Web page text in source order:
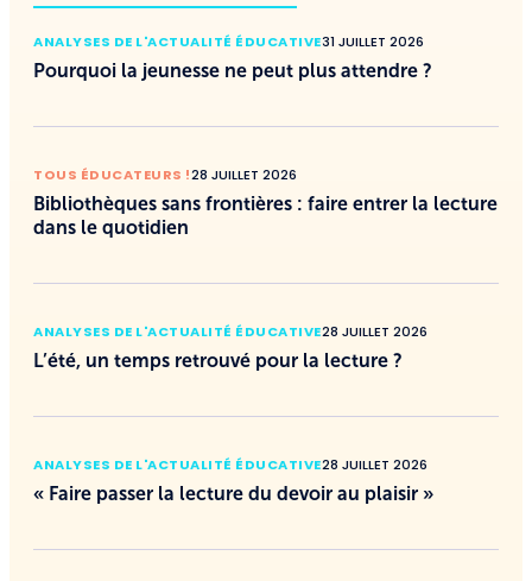
ANALYSES DE L'ACTUALITÉ ÉDUCATIVE31 JUILLET 2026
Pourquoi la jeunesse ne peut plus attendre ?
TOUS ÉDUCATEURS !28 JUILLET 2026
Bibliothèques sans frontières : faire entrer la lecture
dans le quotidien
ANALYSES DE L'ACTUALITÉ ÉDUCATIVE28 JUILLET 2026
L’été, un temps retrouvé pour la lecture ?
ANALYSES DE L'ACTUALITÉ ÉDUCATIVE28 JUILLET 2026
« Faire passer la lecture du devoir au plaisir »